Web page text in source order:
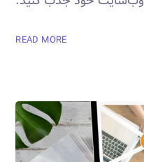
READ MORE